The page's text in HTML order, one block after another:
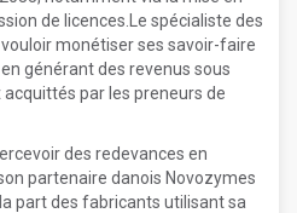
de licences.Le spécialiste des
monétiser ses savoir-faire
générant des revenus sous
par les preneurs de
des redevances en
partenaire danois Novozymes
part des fabricants utilisant sa